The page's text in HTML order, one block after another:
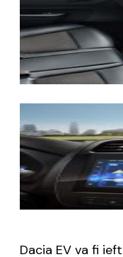
Dacia EV va fi